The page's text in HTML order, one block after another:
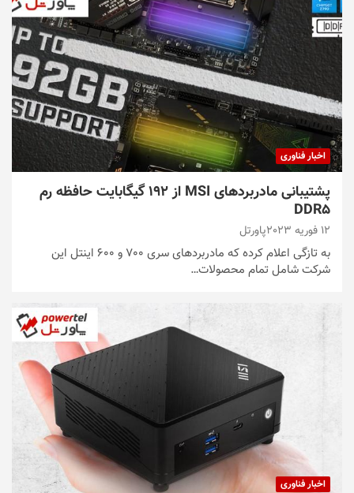
اخبار فناوری
پشتیبانی مادربردهای MSI از 192 گیگابایت حافظه رم
DDR5
12 فوریه 2023 پاورتل
به تازگی اعلام کرده که مادربردهای سری 700 و 600 اینتل این
شرکت شامل تمام محصولات…
اخبار فناوری